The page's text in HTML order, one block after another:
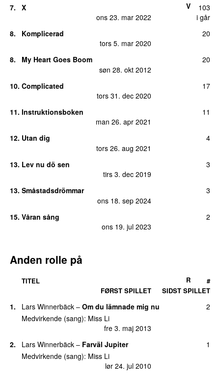
7.
X
ons 23. mar 2022
i går
V 103
8.
Komplicerad
tors 5. mar 2020
20
8.
My Heart Goes Boom
søn 28. okt 2012
20
10. Complicated
tors 31. dec 2020
17
11. Instruktionsboken
man 26. apr 2021
11
12. Utan dig
tors 26. aug 2021
4
13. Lev nu dö sen
tirs 3. dec 2019
3
13. Småstadsdrömmar
ons 18. sep 2024
3
15. Våran sång
ons 19. jul 2023
2
Anden rolle på
TITEL
FØRST SPILLET
SIDST SPILLET
R #
1. Lars Winnerbäck – Om du lämnade mig nu
fre 3. maj 2013
2
Medvirkende (sang): Miss Li
2. Lars Winnerbäck – Farväl Jupiter
lør 24. jul 2010
1
Medvirkende (sang): Miss Li